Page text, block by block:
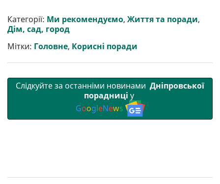
р
и
т
b
o
o
e
r
l g
r
s
A
r l
Категорії: Ми рекомендуємо, Життя та поради,
Дім, сад, город
Мітки: Головне, Корисні поради
Слідкуйте за останніми новинами Дніпровської
порадниці у
GoogleNews